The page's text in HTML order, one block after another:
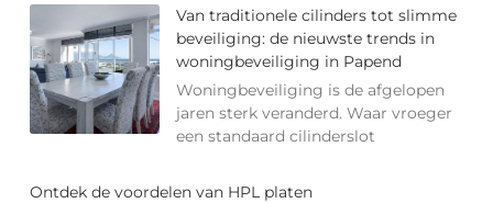
Van traditionele cilinders tot slimme
beveiliging: de nieuwste trends in
woningbeveiliging in Papend
Woningbeveiliging is de afgelopen
jaren sterk veranderd. Waar vroeger
een standaard cilinderslot
Ontdek de voordelen van HPL platen